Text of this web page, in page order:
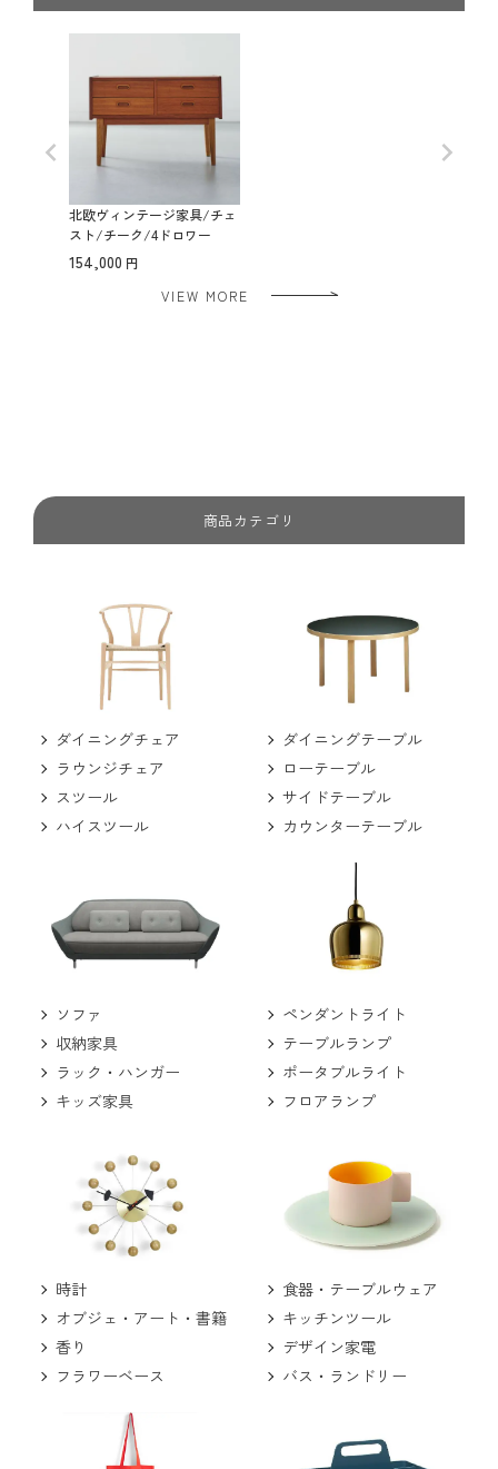
北欧ヴィンテージ家具/チェ
スト/チーク/4ドロワー
154,000
VIEW MORE
商品カテゴリ
ダイニングチェア
ラウンジチェア
スツール
ハイスツール
ダイニングテーブル
ローテーブル
サイドテーブル
カウンターテーブル
ソファ
収納家具
ラック・ハンガー
キッズ家具
ペンダントライト
テーブルランプ
ポータブルライト
フロアランプ
時計
オブジェ・アート・書籍
香り
フラワーベース
食器・テーブルウェア
キッチンツール
デザイン家電
バス・ランドリー